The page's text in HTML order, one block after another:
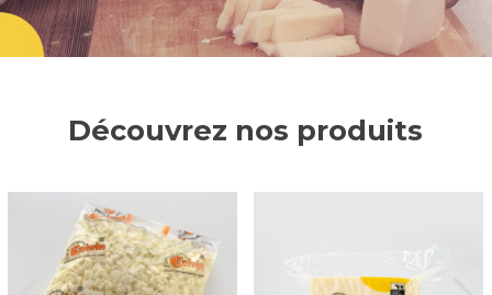
Découvrez nos produits